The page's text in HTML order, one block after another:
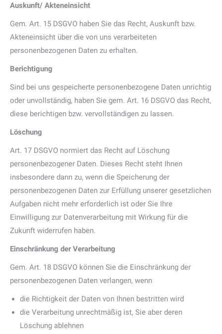
Auskunft/ Akteneinsicht
Gem. Art. 15 DSGVO haben Sie das Recht, Auskunft bzw.
Akteneinsicht über die von uns verarbeiteten
personenbezogenen Daten zu erhalten.
Berichtigung
Sind bei uns gespeicherte personenbezogene Daten unrichtig
oder unvollständig, haben Sie gem. Art. 16 DSGVO das Recht,
diese berichtigen bzw. vervollständigen zu lassen.
Löschung
Art. 17 DSGVO normiert das Recht auf Löschung
personenbezogener Daten. Dieses Recht steht Ihnen
insbesondere dann zu, wenn die Speicherung der
personenbezogenen Daten zur Erfüllung unserer gesetzlichen
Aufgaben nicht mehr erforderlich ist oder Sie Ihre
Einwilligung zur Datenverarbeitung mit Wirkung für die
Zukunft widerrufen haben.
Einschränkung der Verarbeitung
Gem. Art. 18 DSGVO können Sie die Einschränkung der
personenbezogenen Daten verlangen, wenn
die Richtigkeit der Daten von Ihnen bestritten wird
die Verarbeitung unrechtmäßig ist, Sie aber deren
Löschung ablehnen